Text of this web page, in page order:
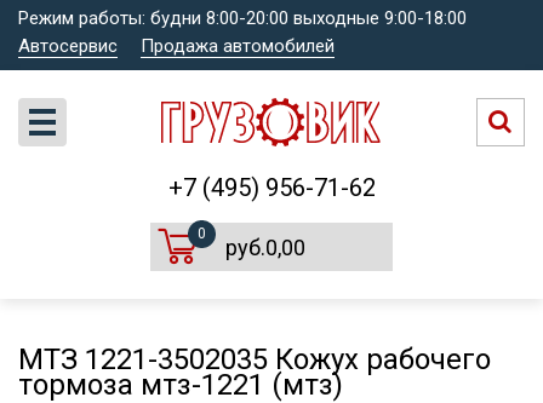
Режим работы: будни 8:00-20:00 выходные 9:00-18:00
Автосервис
Продажа автомобилей
+7 (495) 956-71-62
0
руб.0,00
МТЗ 1221-3502035 Кожух рабочего
тормоза мтз-1221 (мтз)